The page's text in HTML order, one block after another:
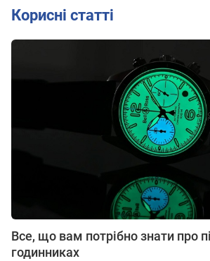
Корисні статті
Все, що вам потрібно знати про
годинниках